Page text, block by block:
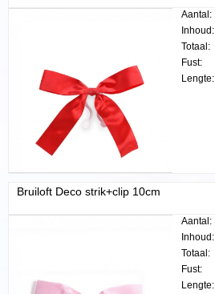
Aantal:
Inhoud:
Totaal:
Fust:
Lengte:
Bruiloft Deco strik+clip 10cm
Aantal:
Inhoud:
Totaal:
Fust:
Lengte: